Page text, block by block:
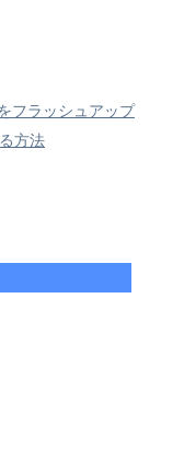
フラッシュアップ
方法